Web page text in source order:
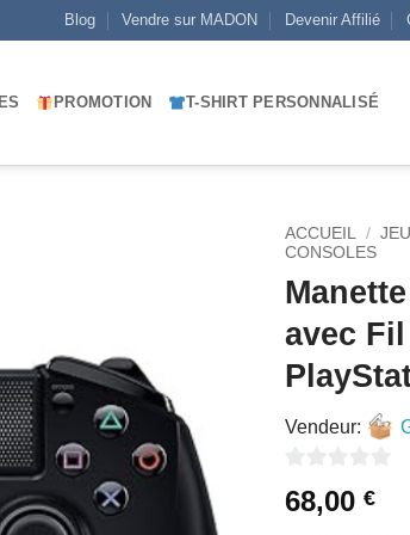
Blog Vendre sur MADON Devenir Affilié
PROMOTION T-SHIRT PERSONNALISÉ
ACCUEIL /
CONSOLES
avec
Vendeur:
sur
68,00 €